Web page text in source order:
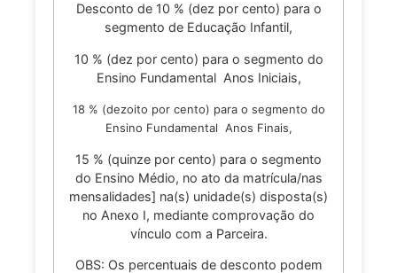
Desconto de 10 % (dez por cento) para o
segmento de Educação Infantil,
10 % (dez por cento) para o segmento do
Ensino Fundamental Anos Iniciais,
18 % (dezoito por cento) para o segmento do
Ensino Fundamental Anos Finais,
15 % (quinze por cento) para o segmento
do Ensino Médio, no ato da matrícula/nas
mensalidades] na(s) unidade(s) disposta(s)
no Anexo I, mediante comprovação do
vínculo com a Parceira.
OBS: Os percentuais de desconto podem